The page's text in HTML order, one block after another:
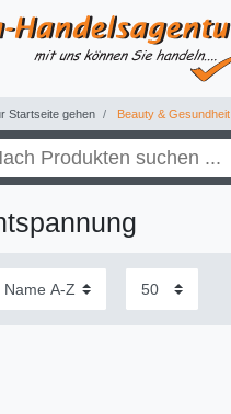
Startseite gehen Beauty & Gesundheit